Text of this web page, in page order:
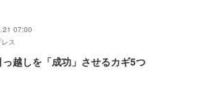
07:00
ス
越しを「成功」させるカギ5つ